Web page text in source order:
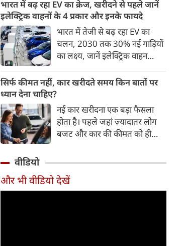
बारे में हमारी राय पशु-चिकित्सकों,
व्यवहार वैज्ञानिकों या विशेषज्ञों से
कम... और व्हाट्सऐप यूनिवर्सिटी से
ज़्यादा बनती है।
दिया है। करीब 24 साल पुराने
इंटरफेस के बाद वेबसाइट को नए
डिजाइन और कई नए फीचर्स के साथ
अपडेट किया गया है।
भारत में बढ़ रहा EV का क्रेज, खरीदने से पहले जानें
इलेक्ट्रिक वाहनों के 4 प्रकार और इनके फायदे
भारत में तेजी से बढ़ रहा EV का
चलन, 2030 तक 30% नई गाड़ियों
का लक्ष्य, जानें इलेक्ट्रिक वाहन
200 अरब रुपए का मौका
सिर्फ कीमत नहीं, कार खरीदते समय किन बातों पर
ध्यान देना चाहिए?
नई कार खरीदना एक बड़ा फैसला
होता है। पहले जहां ज़्यादातर लोग
बजट और कार की कीमत को ही
खरीदते समय किन बातों पर ध्यान
देना चाहिए।
वीडियो
और भी वीडियो देखें